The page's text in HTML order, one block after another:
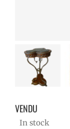
VENDU
VENDU
In stock